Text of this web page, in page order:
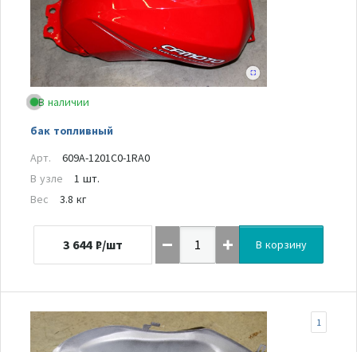
В наличии
бак топливный
Арт.
609A-1201C0-1RA0
В узле
1 шт.
Вес
3.8 кг
3 644 ₽/шт В корзину
1